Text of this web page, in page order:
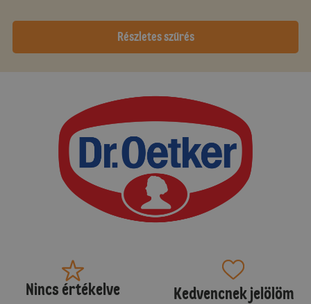
Részletes szűrés
Nincs értékelve Kedvencnek jelölöm